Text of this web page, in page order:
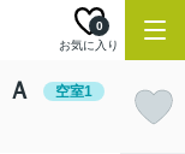
お気に入り
0
空室1